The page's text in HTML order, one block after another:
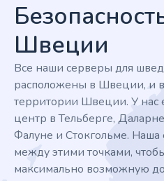
Швеции
Все наши серверы для
расположены в Швеции, и
территории Швеции. У нас
центр в Тельберге,
Фалуне и Стокгольме. Наша
между этими точками,
максимально возможную